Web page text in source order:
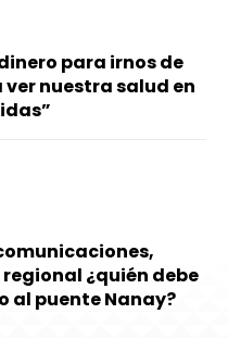
para irnos de
nuestra salud en
¿quién debe
al puente Nanay?